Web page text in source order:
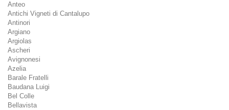
Anteo
Antichi Vigneti di Cantalupo
Antinori
Argiano
Argiolas
Ascheri
Avignonesi
Azelia
Barale Fratelli
Baudana Luigi
Bel Colle
Bellavista